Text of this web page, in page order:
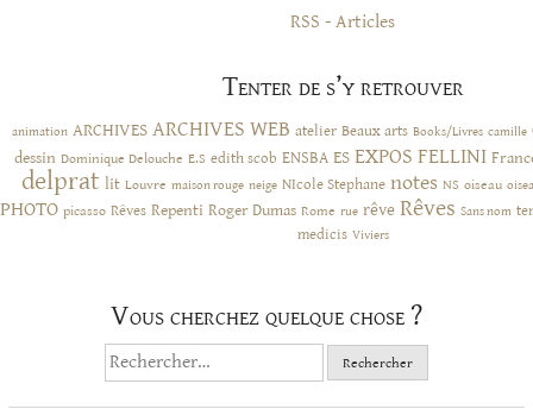
RSS - Articles
Tenter de s’y retrouver
animation ARCHIVES ARCHIVES WEB atelier Beaux arts Books/Livres camille
dessin Dominique Delouche E.S edith scob ENSBA ES EXPOS FELLINI
delprat lit Louvre maison rouge neige NIcole Stephane notes NS oiseau
PHOTO picasso Rêves Repenti Roger Dumas Rome rue rêve Rêves Sans nom
medicis Viviers
Vous cherchez quelque chose ?
Rechercher :